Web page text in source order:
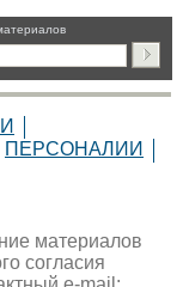
ПЕРСОНАЛИИ
материалов
согласия